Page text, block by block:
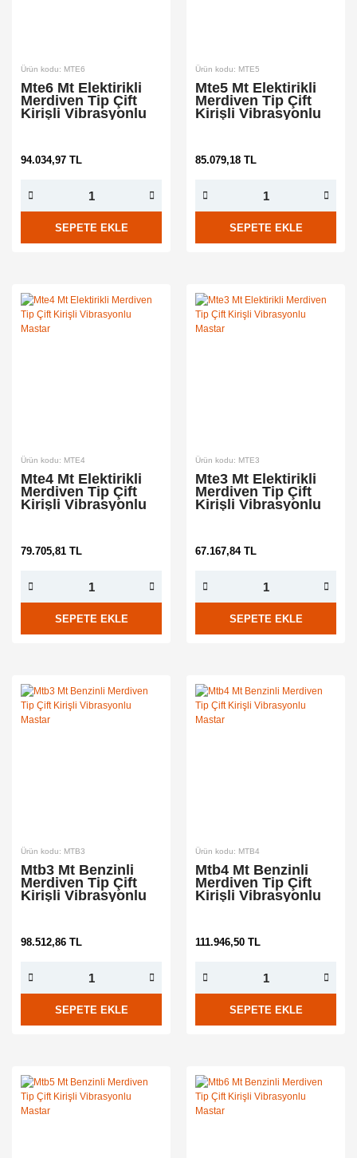
Ürün kodu: MTE6
Mte6 Mt Elektirikli
Merdiven Tip Çift
Kirişli Vibrasyonlu
94.034,97 TL
SEPETE EKLE
Ürün kodu: MTE5
Mte5 Mt Elektirikli
Merdiven Tip Çift
Kirişli Vibrasyonlu
85.079,18 TL
SEPETE EKLE
Ürün kodu: MTE4
Mte4 Mt Elektirikli
Merdiven Tip Çift
Kirişli Vibrasyonlu
79.705,81 TL
SEPETE EKLE
Ürün kodu: MTE3
Mte3 Mt Elektirikli
Merdiven Tip Çift
Kirişli Vibrasyonlu
67.167,84 TL
SEPETE EKLE
Ürün kodu: MTB3
Mtb3 Mt Benzinli
Merdiven Tip Çift
Kirişli Vibrasyonlu
98.512,86 TL
SEPETE EKLE
Ürün kodu: MTB4
Mtb4 Mt Benzinli
Merdiven Tip Çift
Kirişli Vibrasyonlu
111.946,50 TL
SEPETE EKLE